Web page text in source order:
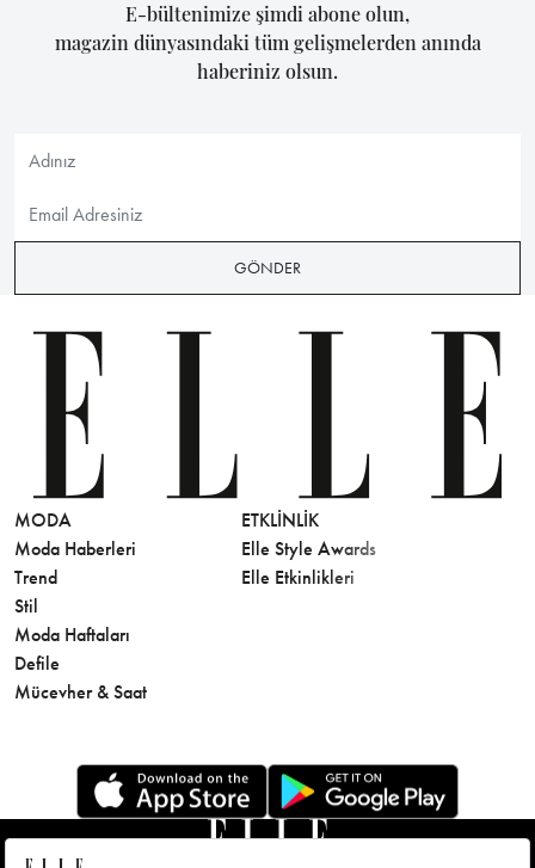
E-bültenimize şimdi abone olun,
magazin dünyasındaki tüm gelişmelerden anında
haberiniz olsun.
GÖNDER
MODA
Moda Haberleri
Trend
Stil
Moda Haftaları
Defile
Mücevher & Saat
ETKLINLIK
Elle Style Awards
Elle Etkinlikleri